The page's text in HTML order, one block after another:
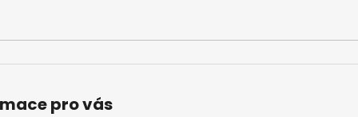
pro vás